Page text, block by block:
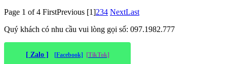
Page 1 of 4 FirstPrevious [1]234 NextLast
Quý khách có nhu cầu vui lòng gọi số: 097.1982.777
[ Zalo ] [Facebook] [TikTok]